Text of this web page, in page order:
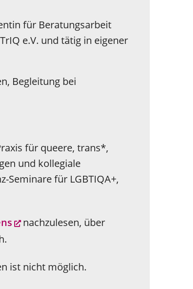
für Beratungsarbeit
e.V. und tätig in eigener
Begleitung bei
für queere, trans*,
und kollegiale
Seminare für LGBTIQA+,
nachzulesen, über
ist nicht möglich.